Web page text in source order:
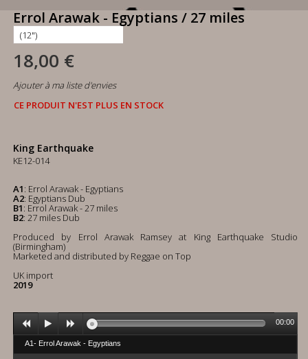
Errol Arawak - Egyptians / 27 miles
18,00 €
Ajouter à ma liste d'envies
CE PRODUIT N'EST PLUS EN STOCK
King Earthquake
KE12-014
A1: Errol Arawak - Egyptians
A2: Egyptians Dub
B1: Errol Arawak - 27 miles
B2: 27 miles Dub
Produced by Errol Arawak Ramsey at King Earthquake Studio
(Birmingham)
Marketed and distributed by Reggae on Top
UK import
2019
A1- Errol Arawak - Egyptians
00:00